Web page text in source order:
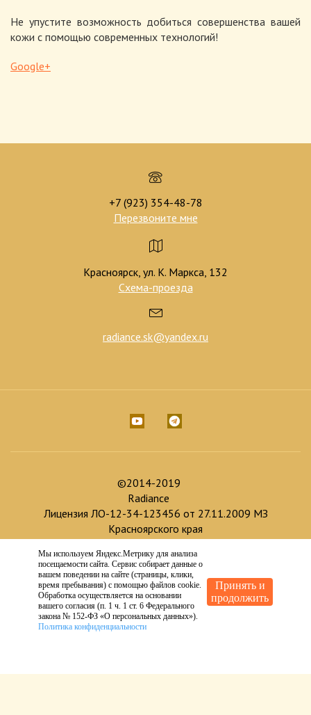
Не упустите возможность добиться совершенства вашей
кожи с помощью современных технологий!
Google+
+7 (923) 354-48-78
Перезвоните мне
Красноярск, ул. К. Маркса, 132
Схема-проезда
radiance.sk@yandex.ru
©2014-2019
Radiance
Лицензия ЛО-12-34-123456 от 27.11.2009 МЗ
Красноярского края
Доработка и продвижение :
Создание сайта :
ИМЕЮТСЯ ПРОТИВОПОКАЗАНИЯ.
Мы используем Яндекс.Метрику для анализа
посещаемости сайта. Сервис собирает данные о
вашем поведении на сайте (страницы, клики,
время пребывания) с помощью файлов cookie.
Обработка осуществляется на основании
вашего согласия (п. 1 ч. 1 ст. 6 Федерального
закона № 152-ФЗ «О персональных данных»).
Политика конфиденциальности
Принять и
продолжить